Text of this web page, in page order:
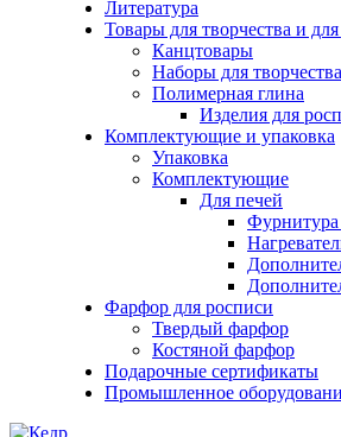
Литература
Товары для творчества и для
Канцтовары
Наборы для творчества
Полимерная глина
Изделия для
Комплектующие и упаковка
Упаковка
Комплектующие
Для печей
Фурнитура
Фарфор для росписи
Твердый фарфор
Костяной фарфор
Подарочные сертификаты
Промышленное